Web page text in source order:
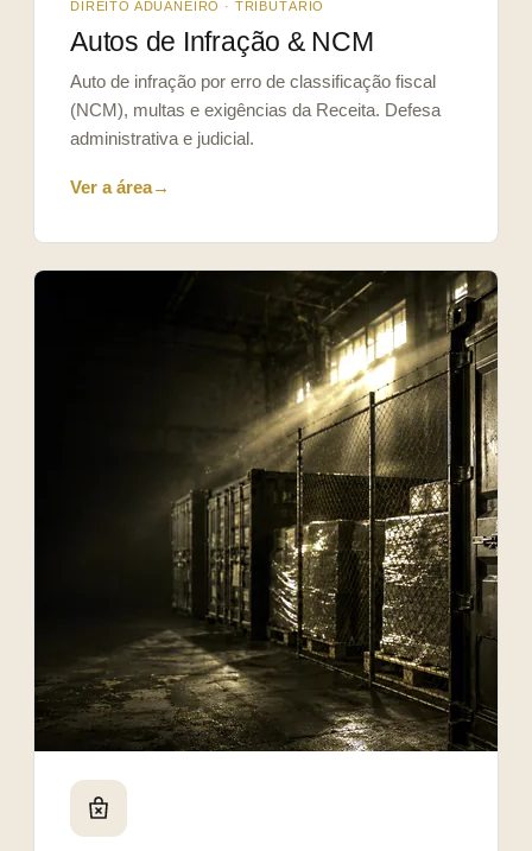
DIREITO ADUANEIRO · TRIBUTÁRIO
Autos de Infração & NCM
Auto de infração por erro de classificação fiscal
(NCM), multas e exigências da Receita. Defesa
administrativa e judicial.
Ver a área→